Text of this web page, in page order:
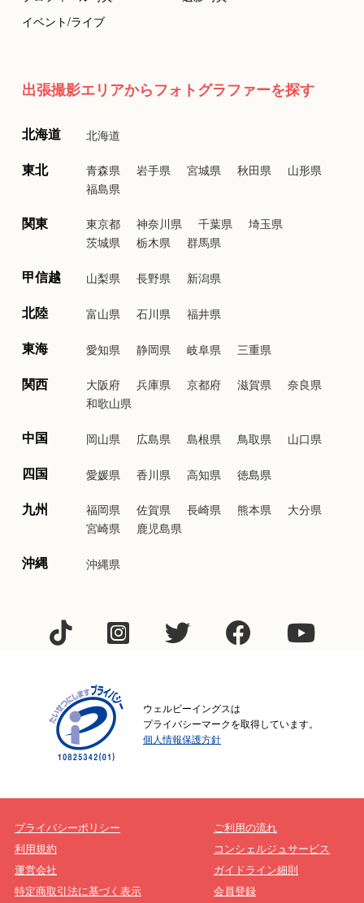
イベント/ライブ
出張撮影エリアからフォトグラファーを探す
北海道 北海道
東北 青森県 岩手県 宮城県 秋田県
山形県
福島県
関東 東京都 神奈川県 千葉県
埼玉県
茨城県
栃木県 群馬県
甲信越 山梨県 長野県 新潟県
北陸 富山県 石川県 福井県
東海 愛知県 静岡県 岐阜県 三重県
関西 大阪府 兵庫県 京都府 滋賀県
奈良県
和歌山県
中国 岡山県 広島県 島根県 鳥取県 山口県
四国 愛媛県 香川県 高知県 徳島県
九州 福岡県 佐賀県 長崎県 熊本県
大分県
宮崎県
鹿児島県
沖縄 沖縄県
ウェルビーイングスは
プライバシーマークを取得しています。
個人情報保護方針
プライバシーポリシー
利用規約
運営会社
特定商取引法に基づく表示
ご利用の流れ
コンシェルジュサービス
ガイドライン細則
会員登録